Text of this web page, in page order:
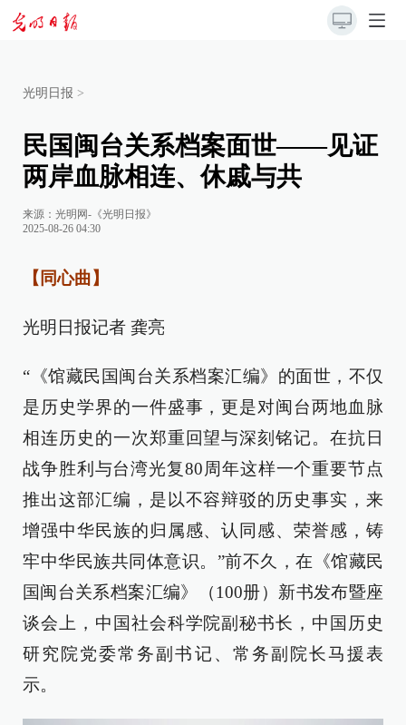
光明日报 >
民国闽台关系档案面世——见证
两岸血脉相连、休戚与共
来源： 光明网-《光明日报》
2025-08-26 04:30
【同心曲】
光明日报记者 龚亮
“《馆藏民国闽台关系档案汇编》的面世，不仅
是历史学界的一件盛事，更是对闽台两地血脉
相连历史的一次郑重回望与深刻铭记。在抗日
战争胜利与台湾光复80周年这样一个重要节点
推出这部汇编，是以不容辩驳的历史事实，来
增强中华民族的归属感、认同感、荣誉感，铸
牢中华民族共同体意识。”前不久，在《馆藏民
国闽台关系档案汇编》（100册）新书发布暨座
谈会上，中国社会科学院副秘书长，中国历史
研究院党委常务副书记、常务副院长马援表
示。